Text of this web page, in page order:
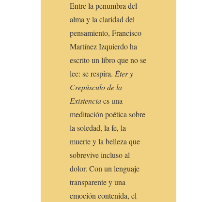
Entre la penumbra del
alma y la claridad del
pensamiento, Francisco
Martínez Izquierdo ha
escrito un libro que no se
lee: se respira. Éter y
Crepúsculo de la
Existenciaes una
meditación poética sobre
la soledad, la fe, la
muerte y la belleza que
sobrevive incluso al
dolor. Con un lenguaje
transparente y una
emoción contenida, el